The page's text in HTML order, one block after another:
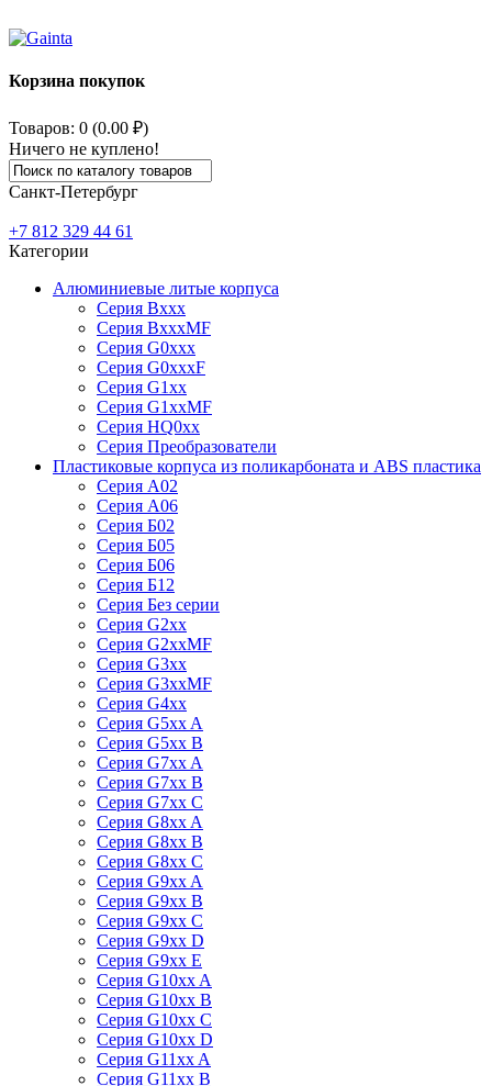
Корзина покупок
Товаров: 0 (0.00 ₽)
Ничего не куплено!
Санкт-Петербург
+7 812 329 44 61
Категории
Алюминиевые литые корпуса
Серия Bxxx
Серия BxxxMF
Серия G0xxx
Серия G0xxxF
Серия G1xx
Серия G1xxMF
Серия HQ0xx
Серия Преобразователи
Пластиковые корпуса из поликарбоната и ABS пластика
Серия А02
Серия А06
Серия Б02
Серия Б05
Серия Б06
Серия Б12
Серия Без серии
Серия G2xx
Серия G2xxMF
Серия G3xx
Серия G3xxMF
Серия G4xx
Серия G5xx A
Серия G5xx B
Серия G7xx A
Серия G7xx B
Серия G7xx C
Серия G8xx A
Серия G8xx B
Серия G8xx C
Серия G9xx A
Серия G9xx B
Серия G9xx C
Серия G9xx D
Серия G9xx E
Серия G10xx A
Серия G10xx B
Серия G10xx C
Серия G10xx D
Серия G11xx A
Серия G11xx B